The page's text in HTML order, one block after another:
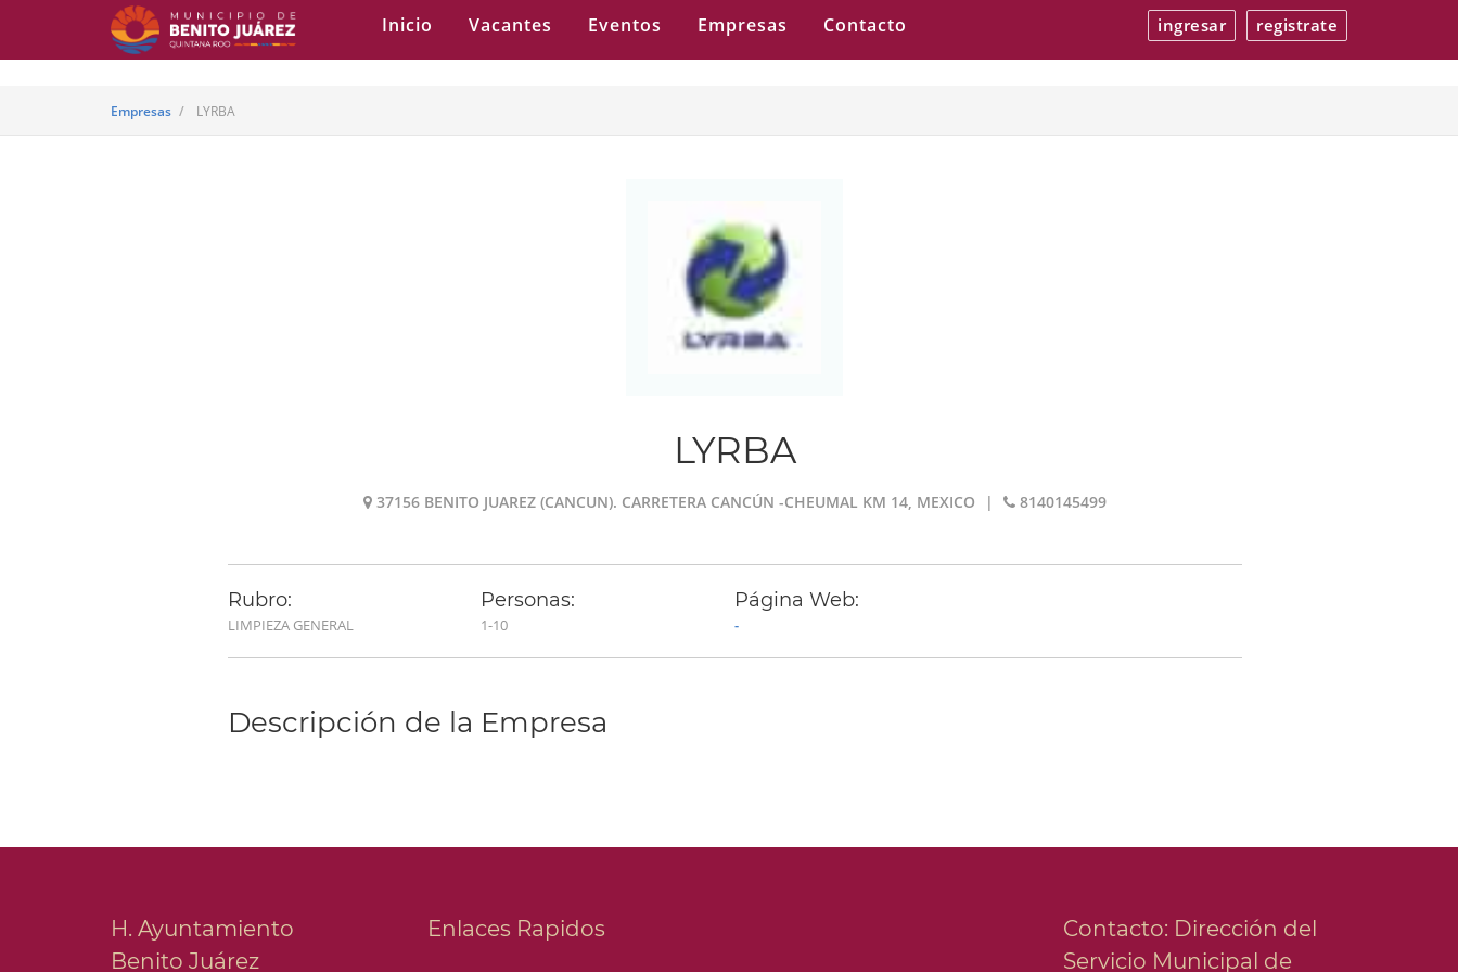
Inicio Vacantes Eventos Empresas Contacto ingresar registrate
Empresas LYRBA
LYRBA
37156 BENITO JUAREZ (CANCUN). CARRETERA CANCÚN -CHEUMAL KM 14, MEXICO | 8140145499
Rubro:
LIMPIEZA GENERAL
Personas:
1-10
Página Web:
-
Descripción de la Empresa
H. Ayuntamiento
Benito Juárez
Enlaces Rapidos
Contacto: Dirección del
Servicio Municipal de